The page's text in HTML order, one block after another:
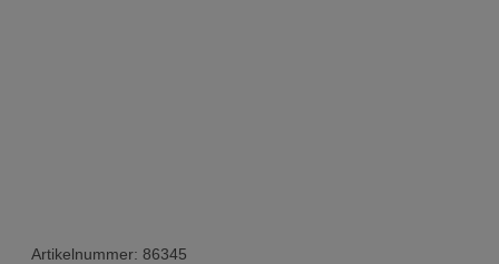
Artikelnummer: 86345